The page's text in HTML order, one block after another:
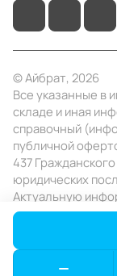
© Айбрат, 2026
Все указанные в
складе и иная
справочный
публичной
437
юридических
Актуальную
характеристики